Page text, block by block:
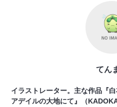
てん
イラストレーター。主な作品『
アデイルの大地にて』（